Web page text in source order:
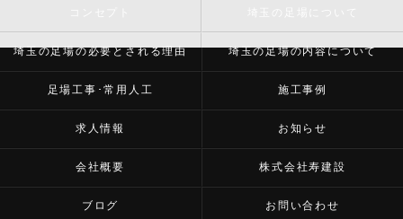
埼玉の足場の必要とされる理由 埼玉の足場の内容について
足場工事･常用人工 施工事例
求人情報 お知らせ
会社概要 株式会社寿建設
ブログ お問い合わせ